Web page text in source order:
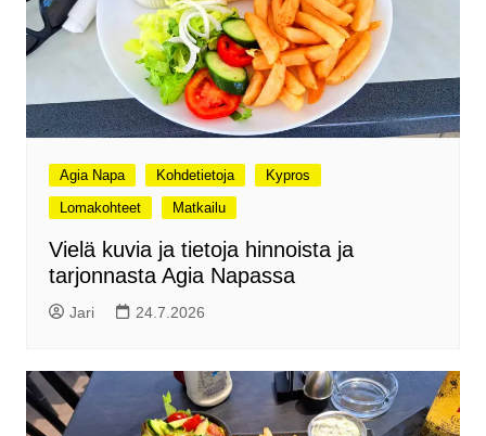
Agia Napa Kohdetietoja
Kypros
Lomakohteet
Matkailu
Vielä kuvia ja tietoja hinnoista ja
tarjonnasta Agia Napassa
Jari 24.7.2026